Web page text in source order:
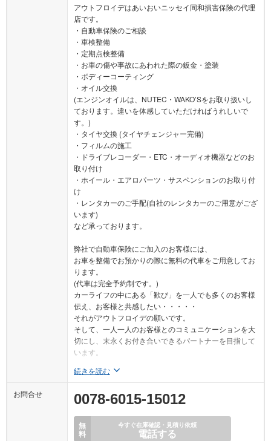
アウトフロイデはあいおいニッセイ同和損害保険の代理
店です。
・自動車保険のご相談
・車検整備
・定期点検整備
・お車の傷や事故にあわれた際の鈑金・塗装
・ボディーコーティング
・オイル交換
(エンジンオイルは、NUTEC・WAKO’Sをお取り扱いし
ております。違いを体感していただければうれしいで
す。)
・タイヤ交換 (タイヤチェンジャー完備)
・フィルムの施工
・ドライブレコーダー・ETC・オーディオ機器などのお
取り付け
・ホイール・エアロパーツ・サスペンションのお取り付
け
・レンタカーのご手配(自社のレンタカーのご用意がござ
います)
など承っております。
弊社で自動車保険にご加入のお客様には、
お車を整備でお預かりの際に無料の代車をご用意してお
ります。
(代車は完全予約制です。)
カーライフの中にある「歓び」を一人でも多くのお客様
伝え、お客様と共感したい・・・・・
それがアウトフロイデの願いです。
そして、一人一人のお客様とのコミュニケーションを大
切にし、末永くお付き合いできるパートナーを目指して
います。
続きを読む
お問合せ 0078-6015-15012
無
料
今すぐ在庫確認・見積り依頼
電話する